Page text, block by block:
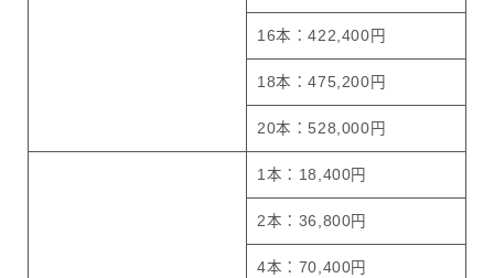
16本：422,400円
18本：475,200円
20本：528,000円
1本：18,400円
2本：36,800円
4本：70,400円